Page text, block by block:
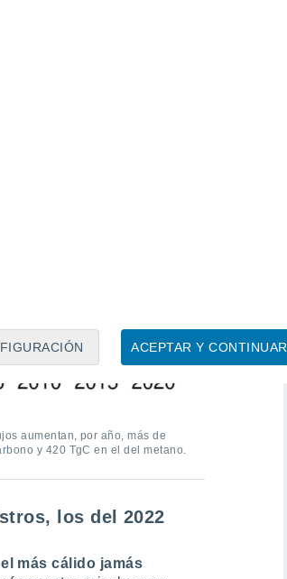
ACEPTAR Y CONTINUAR
aumentan, por año, más de
y 420 TgC en el del metano.
los del 2022
más cálido jamás